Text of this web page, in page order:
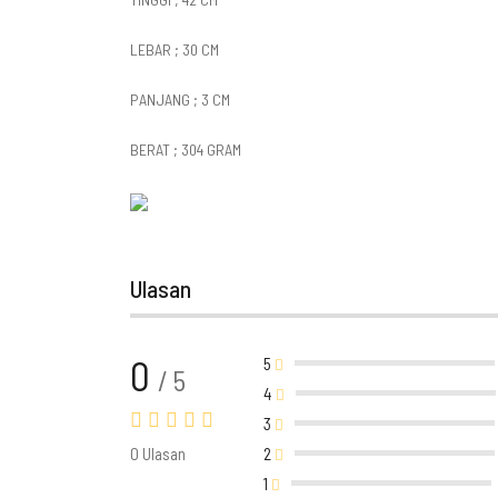
LEBAR ; 30 CM
PANJANG ; 3 CM
BERAT ; 304 GRAM
Ulasan
0 / 5
0 Ulasan
5
4
3
2
1